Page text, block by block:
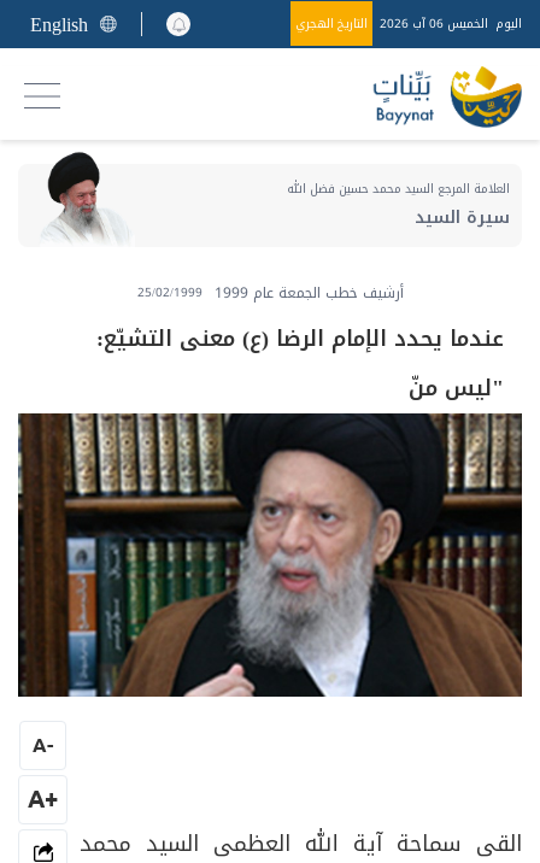
اليوم الخميس 06 آب 2026 التاريخ الهجري English
العلامة المرجع السيد محمد حسين فضل الله
سيرة السيد
أرشيف خطب الجمعة عام 1999 25/02/1999
عندما يحدد الإمام الرضا (ع) معنى التشيّع:
"ليس منّ
القى سماحة آية الله العظمى السيد محمد
-
A
+A